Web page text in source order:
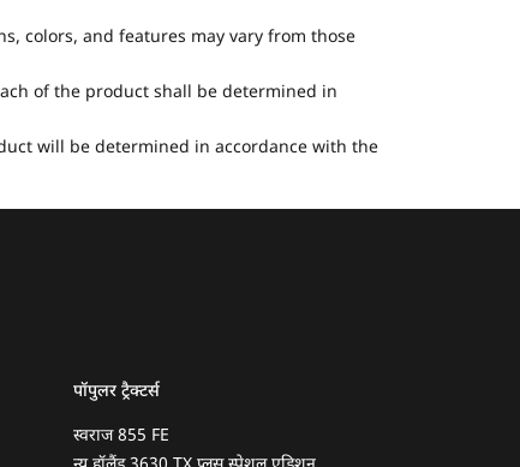
colors, and features may vary from those
of the product shall be determined in
will be determined in accordance with the
पॉपुलर ट्रैक्टर्स
स्वराज 855 FE